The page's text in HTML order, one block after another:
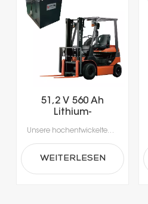
51,2 V 560 Ah
Lithium-
Gabelstaplerbatterie
Unsere hochentwickelten Lithium-Ionen-Batterien wurden speziell für die Anforderungen moderner Materialhandhabung entwickelt.Erleben Sie beispiellose Produktivität dank Schnellladung in nur 1-2 Stunden, die das Laden während der Pausen ermöglicht und lange Ausfallzeiten durch Gerätewechsel vermeidet.Mit integrierten Batteriemanagementsystemen (BMS) für optimale Sicherheit, Leistung und Langlebigkeit erhalten Sie eine zuverlässige Stromversorgung, die intelligenter und sicherer ist.
WEITERLESEN